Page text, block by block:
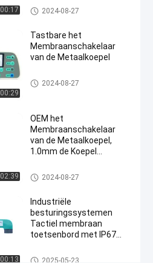
2024-
08-27
193
00:17
Het Membraanschakelaar van de me
taalkoepel
2024-08-27
00:29
Tastbare het
Membraanschakelaar
van de Metaalkoepel
Het Membraanschakelaar van
de metaalkoepel
2024-08-27
02:39
OEM het
Membraanschakelaar
van de Metaalkoepel,
1.0mm de Koepel
het Hoogtemetaal
Het Membraanschakelaar van
de metaalkoepel
2024-08-27
00:13
Industriële
besturingssystemen
Tactiel membraan
toetsenbord met IP67
polyester ontwerp
Het Membraanschakelaar van
2025-05-23